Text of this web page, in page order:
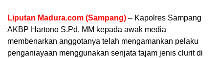
Liputan Madura.com (Sampang) – Kapolres Sampang
AKBP Hartono S.Pd, MM kepada awak media
membenarkan anggotanya telah mengamankan pelaku
penganiayaan menggunakan senjata tajam jenis clurit di